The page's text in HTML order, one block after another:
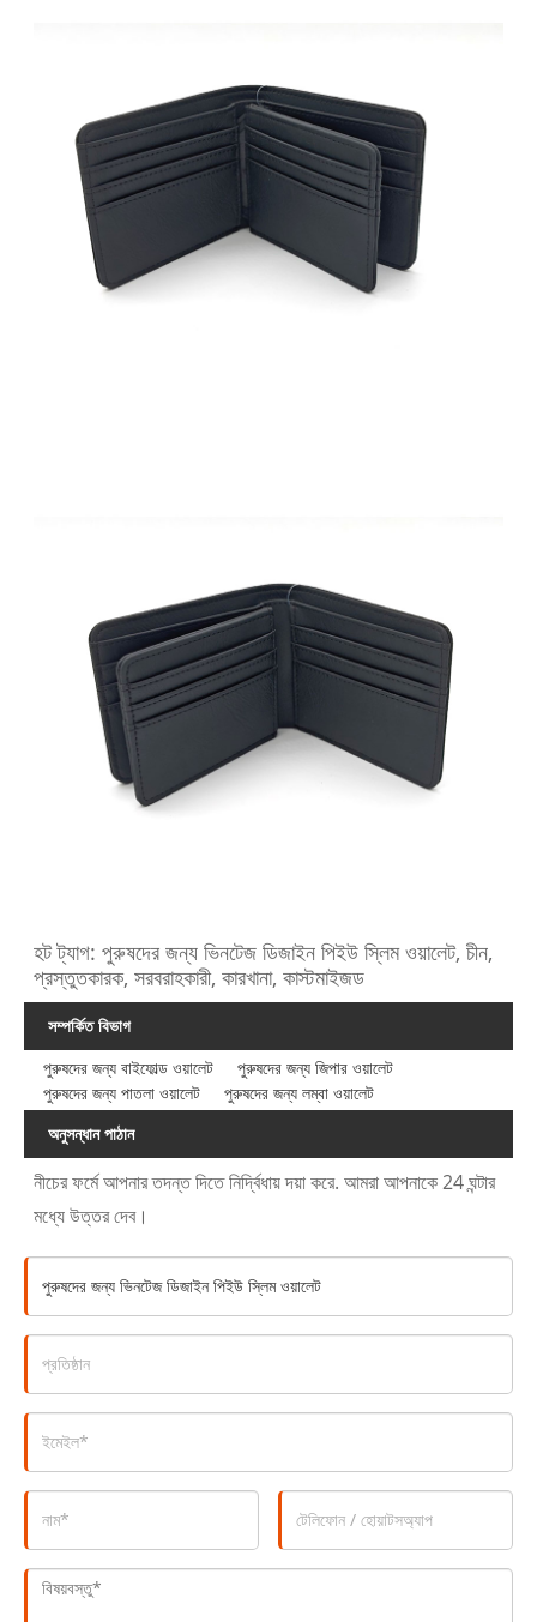
হট ট্যাগ: পুরুষদের জন্য ভিনটেজ ডিজাইন পিইউ স্লিম ওয়ালেট, চীন,
প্রস্তুতকারক, সরবরাহকারী, কারখানা, কাস্টমাইজড
সম্পর্কিত বিভাগ
পুরুষদের জন্য বাইফোল্ড ওয়ালেট
পুরুষদের জন্য জিপার ওয়ালেট
পুরুষদের জন্য পাতলা ওয়ালেট
পুরুষদের জন্য লম্বা ওয়ালেট
অনুসন্ধান পাঠান
নীচের ফর্মে আপনার তদন্ত দিতে নির্দ্বিধায় দয়া করে. আমরা আপনাকে 24 ঘন্টার
মধ্যে উত্তর দেব।